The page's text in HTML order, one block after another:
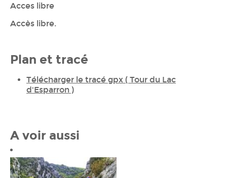
Acces libre
Accès libre.
Plan et tracé
Télécharger le tracé gpx ( Tour du Lac
d'Esparron )
A voir aussi